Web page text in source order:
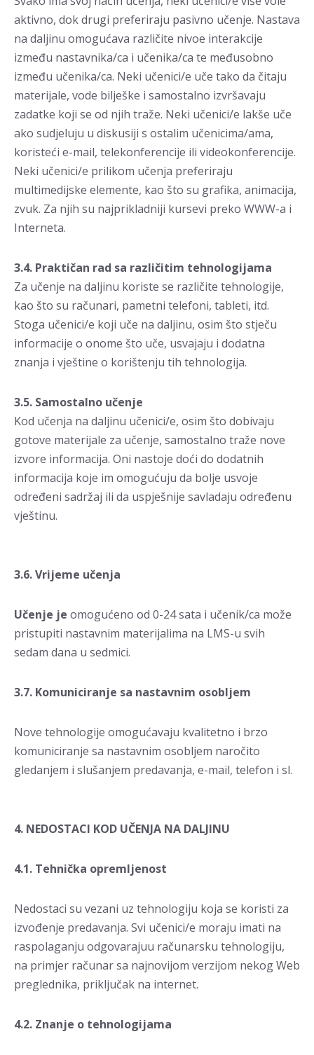
aktivno, dok drugi preferiraju pasivno učenje. Nastava
na daljinu omogućava različite nivoe interakcije
između nastavnika/ca i učenika/ca te međusobno
između učenika/ca. Neki učenici/e uče tako da čitaju
materijale, vode bilješke i samostalno izvršavaju
zadatke koji se od njih traže. Neki učenici/e lakše uče
ako sudjeluju u diskusiji s ostalim učenicima/ama,
koristeći e-mail, telekonferencije ili videokonferencije.
Neki učenici/e prilikom učenja preferiraju
multimedijske elemente, kao što su grafika, animacija,
zvuk. Za njih su najprikladniji kursevi preko WWW-a i
Interneta.
3.4. Praktičan rad sa različitim tehnologijama
Za učenje na daljinu koriste se različite tehnologije,
kao što su računari, pametni telefoni, tableti, itd.
Stoga učenici/e koji uče na daljinu, osim što stječu
informacije o onome što uče, usvajaju i dodatna
znanja i vještine o korištenju tih tehnologija.
3.5. Samostalno učenje
Kod učenja na daljinu učenici/e, osim što dobivaju
gotove materijale za učenje, samostalno traže nove
izvore informacija. Oni nastoje doći do dodatnih
informacija koje im omogućuju da bolje usvoje
određeni sadržaj ili da uspješnije savladaju određenu
vještinu.
3.6. Vrijeme učenja
Učenje je omogućeno od 0-24 sata i učenik/ca može
pristupiti nastavnim materijalima na LMS-u svih
sedam dana u sedmici.
3.7. Komuniciranje sa nastavnim osobljem
Nove tehnologije omogućavaju kvalitetno i brzo
komuniciranje sa nastavnim osobljem naročito
gledanjem i slušanjem predavanja, e-mail, telefon i sl.
4. NEDOSTACI KOD UČENJA NA DALJINU
4.1. Tehnička opremljenost
Nedostaci su vezani uz tehnologiju koja se koristi za
izvođenje predavanja. Svi učenici/e moraju imati na
raspolaganju odgovarajuu računarsku tehnologiju,
na primjer računar sa najnovijom verzijom nekog Web
preglednika, priključak na internet.
4.2. Znanje o tehnologijama